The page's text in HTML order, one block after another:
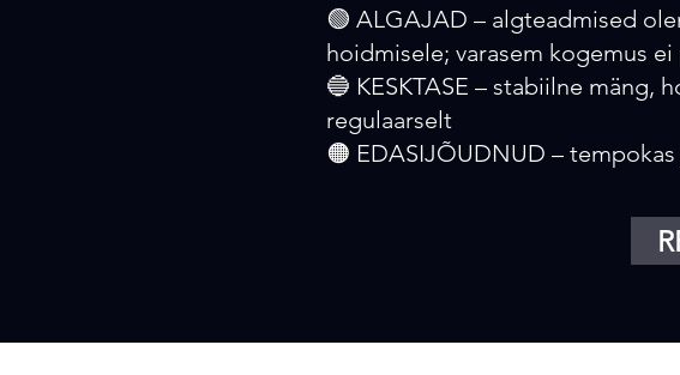
🟢 ALGAJAD – algteadmised
hoidmisele; varasem kogemus
🔵 KESKTASE – stabiilne
regulaarselt
🟠 EDASIJÕUDNUD –